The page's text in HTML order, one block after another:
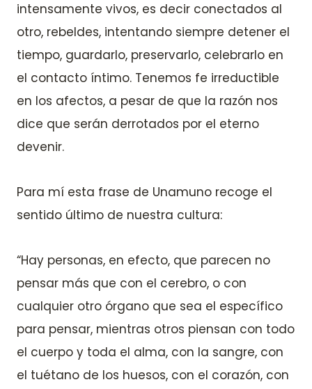
intensamente vivos, es decir conectados al
otro, rebeldes, intentando siempre detener el
tiempo, guardarlo, preservarlo, celebrarlo en
el contacto íntimo. Tenemos fe irreductible
en los afectos, a pesar de que la razón nos
dice que serán derrotados por el eterno
devenir.
Para mí esta frase de Unamuno recoge el
sentido último de nuestra cultura:
“Hay personas, en efecto, que parecen no
pensar más que con el cerebro, o con
cualquier otro órgano que sea el específico
para pensar, mientras otros piensan con todo
el cuerpo y toda el alma, con la sangre, con
el tuétano de los huesos, con el corazón, con